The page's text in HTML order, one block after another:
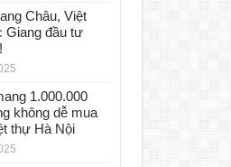
Châu, Việt
Giang đầu tư
1.000.000
không dễ mua
thự Hà Nội